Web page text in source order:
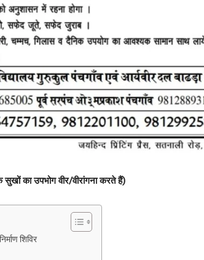
सुखों का उपभोग वीर/वीरांगना करते हैं)
शिविर